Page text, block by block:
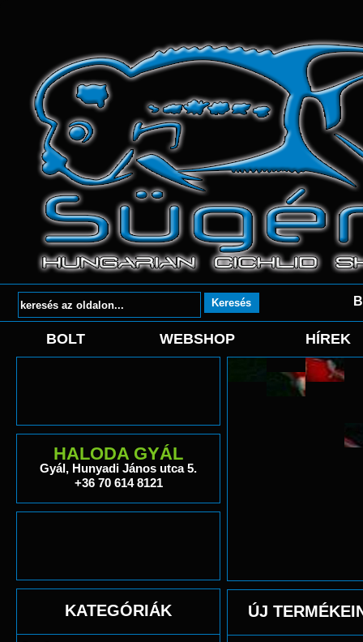
BOLT WEBSHOP HÍREK
HALODA GYÁL
Gyál, Hunyadi János utca 5.
+36 70 614 8121
KATEGÓRIÁK ÚJ